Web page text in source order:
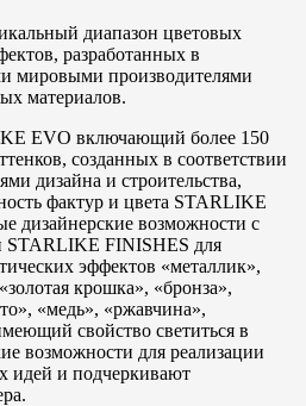
диапазон цветовых
разработанных в
мировыми производителями
материалов.
EVO включающий более 150
созданных в соответствии
дизайна и строительства,
фактур и цвета STARLIKE
дизайнерские возможности с
STARLIKE FINISHES для
эффектов «металлик»,
крошка», «бронза»,
«медь», «ржавчина»,
свойство светиться в
возможности для реализации
идей и подчеркивают